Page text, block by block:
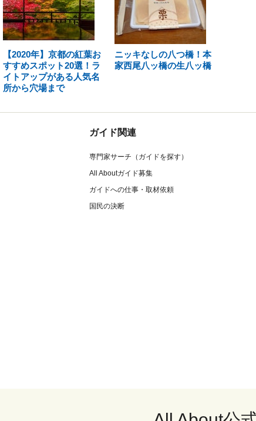
【2020年】京都の紅葉お
すすめスポット20選！ラ
イトアップがある人気名
所から穴場まで
ニッキなしの八つ橋！本
家西尾八ッ橋の生八ッ橋
ガイド関連
専門家サーチ（ガイドを探す）
All Aboutガイド募集
ガイドへの仕事・取材依頼
国民の決断